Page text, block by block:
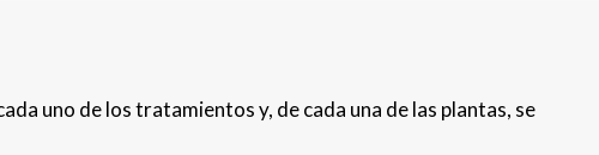
uno de los tratamientos y, de cada una de las plantas, se